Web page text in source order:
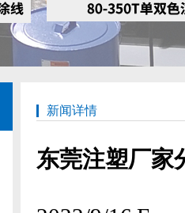
新闻详情
东莞注塑厂家